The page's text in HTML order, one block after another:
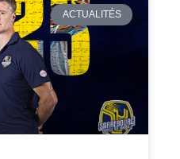
ACTUALITÉS